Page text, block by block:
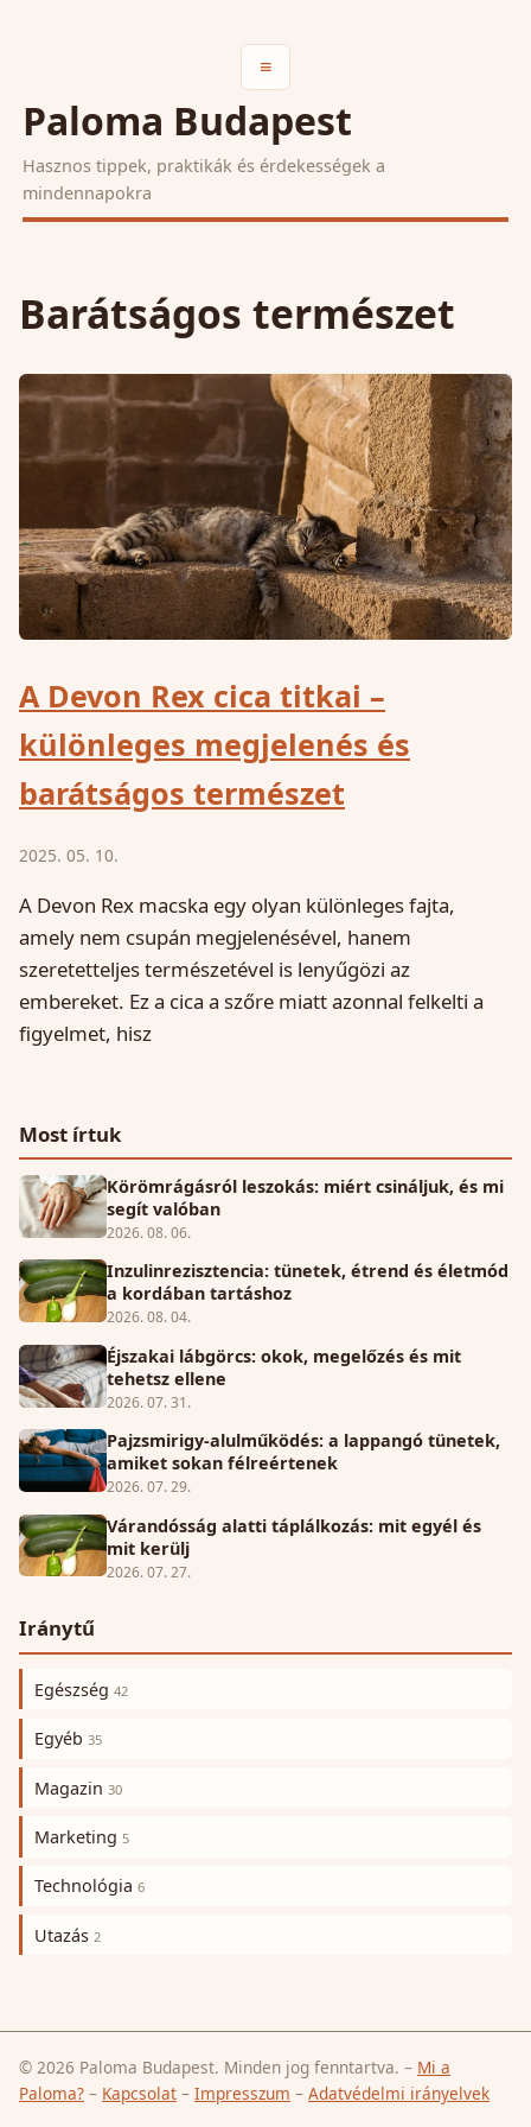
≡
Paloma Budapest
Hasznos tippek, praktikák és érdekességek a
mindennapokra
Barátságos természet
A Devon Rex cica titkai –
különleges megjelenés és
barátságos természet
2025. 05. 10.
A Devon Rex macska egy olyan különleges fajta,
amely nem csupán megjelenésével, hanem
szeretetteljes természetével is lenyűgözi az
embereket. Ez a cica a szőre miatt azonnal felkelti a
figyelmet, hisz
Most írtuk
Körömrágásról leszokás: miért csináljuk, és mi
segít valóban
2026. 08. 06.
Inzulinrezisztencia: tünetek, étrend és életmód
a kordában tartáshoz
2026. 08. 04.
Éjszakai lábgörcs: okok, megelőzés és mit
tehetsz ellene
2026. 07. 31.
Pajzsmirigy-alulműködés: a lappangó tünetek,
amiket sokan félreértenek
2026. 07. 29.
Várandósság alatti táplálkozás: mit egyél és
mit kerülj
2026. 07. 27.
Iránytű
Egészség 42
Egyéb 35
Magazin 30
Marketing 5
Technológia 6
Utazás 2
© 2026 Paloma Budapest. Minden jog fenntartva. – Mi a
Paloma? – Kapcsolat – Impresszum – Adatvédelmi irányelvek